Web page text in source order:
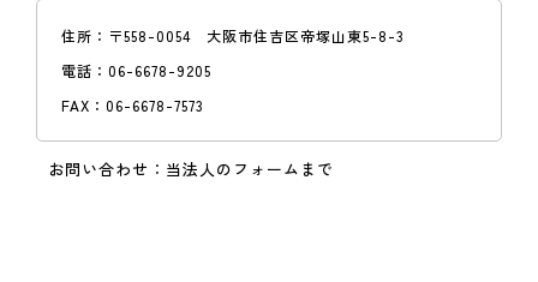
住所： 〒558-0054 大阪市住吉区帝塚山東5-8-3
電話： 06-6678-9205
FAX： 06-6678-7573
お問い合わせ： 当法人のフォームまで